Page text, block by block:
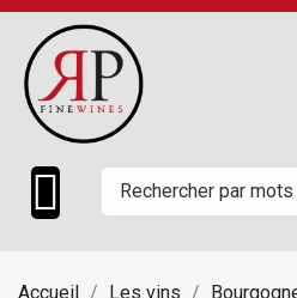

Accueil Les vins